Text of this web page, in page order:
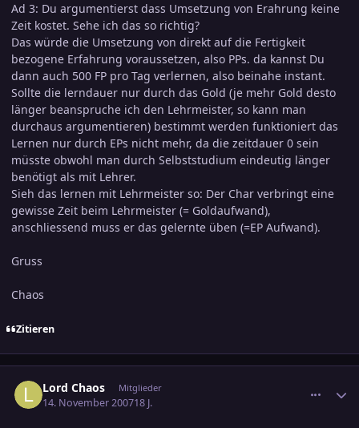
Ad 3: Du argumentierst dass Umsetzung von Erahrung keine
Zeit kostet. Sehe ich das so richtig?
Das würde die Umsetzung von direkt auf die Fertigkeit
bezogene Erfahrung voraussetzen, also PPs. da kannst Du
dann auch 500 FP pro Tag verlernen, also beinahe instant.
Sollte die lerndauer nur durch das Gold (je mehr Gold desto
länger beanspruche ich den Lehrmeister, so kann man
durchaus argumentieren) bestimmt werden funktioniert das
Lernen nur durch EPs nicht mehr, da die zeitdauer 0 sein
müsste obwohl man durch Selbststudium eindeutig länger
benötigt als mit Lehrer.
Sieh das lernen mit Lehrmeister so: Der Char verbringt eine
gewisse Zeit beim Lehrmeister (= Goldaufwand),
anschliessend muss er das gelernte üben (=EP Aufwand).
Gruss
Chaos
Zitieren
Lord Chaos Mitglieder
14. November 200718 J.